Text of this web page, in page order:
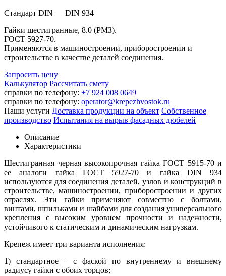
Стандарт DIN — DIN 934
Гайки шестигранные, 8.0 (РМЗ).
ГОСТ 5927-70.
Применяются в машиностроении, приборостроении и
строительстве в качестве деталей соединения.
Запросить цену
Калькулятор Рассчитать смету
справки по телефону: +7 924 008 0649
справки по телефону: operator@krepezhvostok.ru
Наши услуги Доставка продукции на объект Собственное
производство Испытания на вырыв фасадных дюбелей
Описание
Характеристики
Шестигранная черная высокопрочная гайка ГОСТ 5915-70 и
ее аналоги гайка ГОСТ 5927-70 и гайка DIN 934
используются для соединения деталей, узлов и конструкций в
строительстве, машиностроении, приборостроении и других
отраслях. Эти гайки применяют совместно с болтами,
винтами, шпильками и шайбами для создания универсального
крепления с высоким уровнем прочности и надежности,
устойчивого к статическим и динамическим нагрузкам.
Крепеж имеет три варианта исполнения:
1) стандартное – с фаской по внутреннему и внешнему
радиусу гайки с обоих торцов;